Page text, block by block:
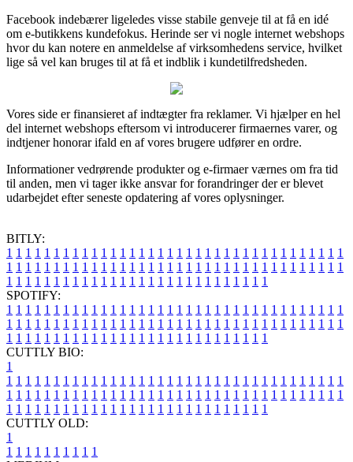
Facebook indebærer ligeledes visse stabile genveje til at få en idé
om e-butikkens kundefokus. Herinde ser vi nogle internet webshops
hvor du kan notere en anmeldelse af virksomhedens service, hvilket
lige så vel kan bruges til at få et indblik i kundetilfredsheden.
Vores side er finansieret af indtægter fra reklamer. Vi hjælper en hel
del internet webshops eftersom vi introducerer firmaernes varer, og
indtjener honorar ifald en af vores brugere udfører en ordre.
Informationer vedrørende produkter og e-firmaer værnes om fra tid
til anden, men vi tager ikke ansvar for forandringer der er blevet
udarbejdet efter seneste opdatering af vores oplysninger.
BITLY:
1 1 1 1 1 1 1 1 1 1 1 1 1 1 1 1 1 1 1 1 1 1 1 1 1 1 1 1 1 1 1 1 1 1 1 1
1 1 1 1 1 1 1 1 1 1 1 1 1 1 1 1 1 1 1 1 1 1 1 1 1 1 1 1 1 1 1 1 1 1 1 1
1 1 1 1 1 1 1 1 1 1 1 1 1 1 1 1 1 1 1 1 1 1 1 1 1 1 1 1
SPOTIFY:
1 1 1 1 1 1 1 1 1 1 1 1 1 1 1 1 1 1 1 1 1 1 1 1 1 1 1 1 1 1 1 1 1 1 1 1
1 1 1 1 1 1 1 1 1 1 1 1 1 1 1 1 1 1 1 1 1 1 1 1 1 1 1 1 1 1 1 1 1 1 1 1
1 1 1 1 1 1 1 1 1 1 1 1 1 1 1 1 1 1 1 1 1 1 1 1 1 1 1 1
CUTTLY BIO:
1
1 1 1 1 1 1 1 1 1 1 1 1 1 1 1 1 1 1 1 1 1 1 1 1 1 1 1 1 1 1 1 1 1 1 1 1
1 1 1 1 1 1 1 1 1 1 1 1 1 1 1 1 1 1 1 1 1 1 1 1 1 1 1 1 1 1 1 1 1 1 1 1
1 1 1 1 1 1 1 1 1 1 1 1 1 1 1 1 1 1 1 1 1 1 1 1 1 1 1 1
CUTTLY OLD:
1
1 1 1 1 1 1 1 1 1 1